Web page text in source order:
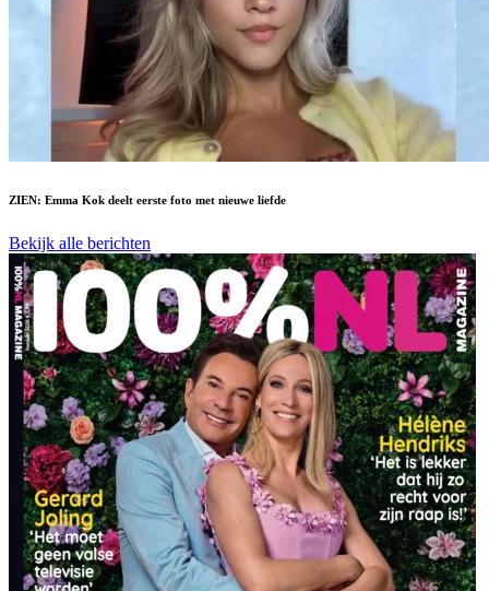
ZIEN: Emma Kok deelt eerste foto met nieuwe liefde
Bekijk alle berichten